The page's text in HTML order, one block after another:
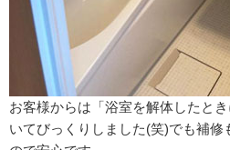
お客様からは「浴室を解体したと
いてびっくりしました(笑)でも補修